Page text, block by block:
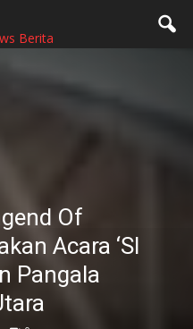
Of
Acara ‘SI
Pangala